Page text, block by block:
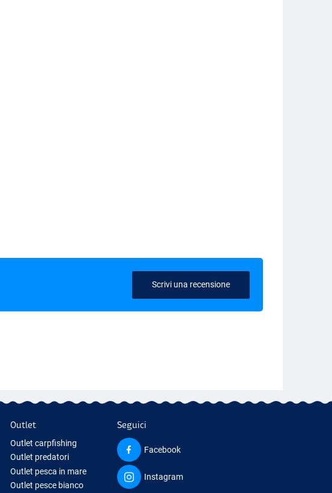
Scrivi una recensione
Outlet
Outlet carpfishing
Outlet predatori
Outlet pesca in mare
Outlet pesce bianco
Seguici
Facebook
Instagram